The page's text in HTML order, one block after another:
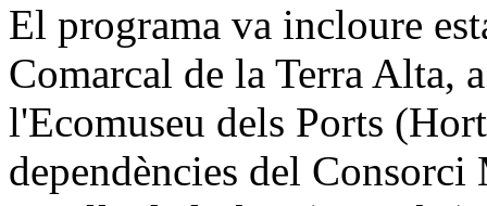
El programa va incloure
Comarcal de la Terra Alta,
l'Ecomuseu dels Ports
dependències del